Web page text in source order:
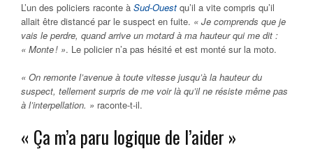
L’un des policiers raconte à Sud-Ouest qu’il a vite compris qu’il
allait être distancé par le suspect en fuite. « Je comprends que je
vais le perdre, quand arrive un motard à ma hauteur qui me dit :
« Monte ! ». Le policier n’a pas hésité et est monté sur la moto.
« On remonte l’avenue à toute vitesse jusqu’à la hauteur du
suspect, tellement surpris de me voir là qu’il ne résiste même pas
à l’interpellation. » raconte-t-il.
« Ça m’a paru logique de l’aider »